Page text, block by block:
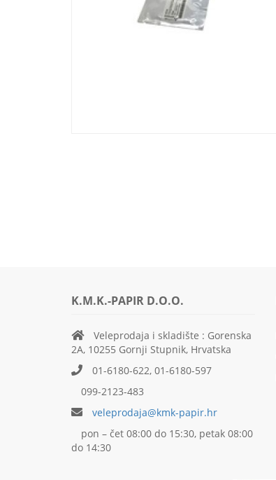
K.M.K.-PAPIR D.O.O.
Veleprodaja i skladište : Gorenska
2A, 10255 Gornji Stupnik, Hrvatska
01-6180-622, 01-6180-597
099-2123-483
veleprodaja@kmk-papir.hr
pon – čet 08:00 do 15:30, petak 08:00
do 14:30